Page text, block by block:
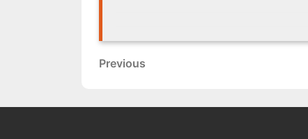
Navigation
l’article
Previous
Previous